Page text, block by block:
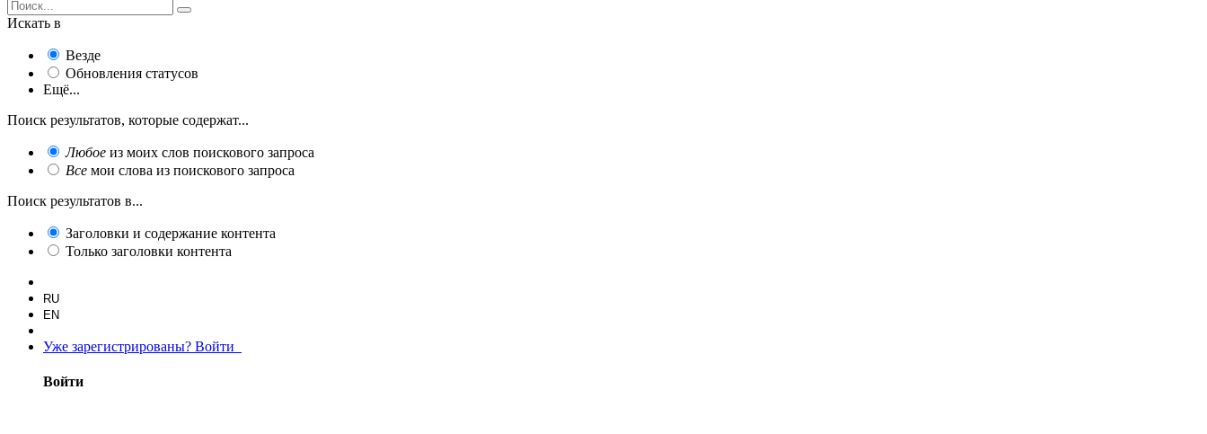
Искать в
Везде
Обновления статусов
Ещё...
Поиск результатов, которые содержат...
Любое из моих слов поискового запроса
Все мои слова из поискового запроса
Поиск результатов в...
Заголовки и содержание контента
Только заголовки контента
RU
EN
Уже зарегистрированы? Войти
Войти